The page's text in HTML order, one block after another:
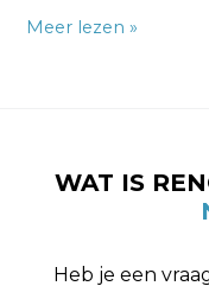
Meer lezen »
WAT IS
Heb je een